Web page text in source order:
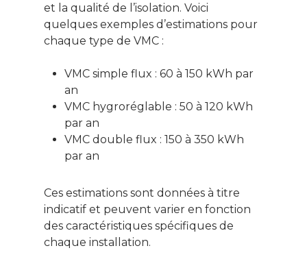
et la qualité de l’isolation. Voici
quelques exemples d’estimations pour
chaque type de VMC :
VMC simple flux : 60 à 150 kWh par
an
VMC hygroréglable : 50 à 120 kWh
par an
VMC double flux : 150 à 350 kWh
par an
Ces estimations sont données à titre
indicatif et peuvent varier en fonction
des caractéristiques spécifiques de
chaque installation.